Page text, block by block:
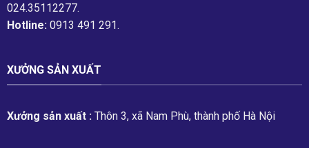
024.35112277.
Hotline:0913 491 291.
XƯỞNG SẢN XUẤT
Xưởng sản xuất :Thôn 3, xã Nam Phù, thành phố Hà Nội